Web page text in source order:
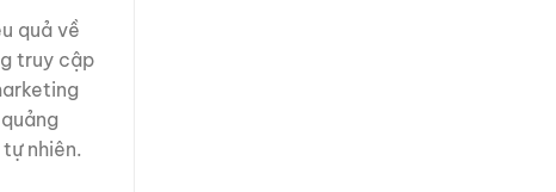
quả về
truy cập
nhiên.